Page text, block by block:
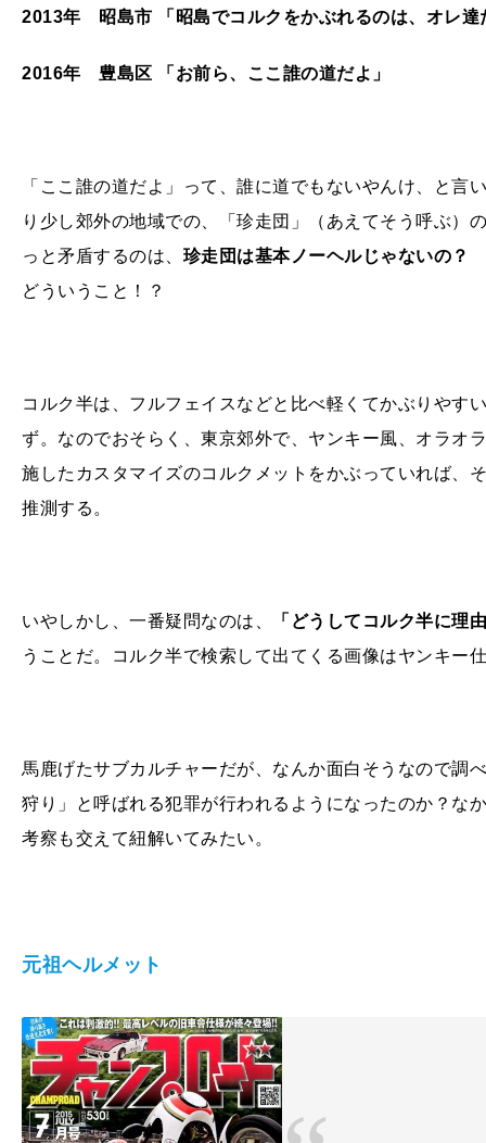
2013年 昭島市 「昭島でコルクをかぶれるのは、オレ達
2016年 豊島区 「お前ら、ここ誰の道だよ」
「ここ誰の道だよ」って、誰に道でもないやんけ、と
り少し郊外の地域での、「珍走団」（あえてそう呼ぶ）
っと矛盾するのは、 珍走団は基本ノーヘルじゃないの？
どういうこと！？
コルク半は、フルフェイスなどと比べ軽くてかぶりやす
ず。なのでおそらく、東京郊外で、ヤンキー風、オラオ
施したカスタマイズのコルクメットをかぶっていれば、
推測する。
いやしかし、一番疑問なのは、
「どうしてコルク半に
うことだ。コルク半で検索して出てくる画像はヤンキー
馬鹿げたサブカルチャーだが、なんか面白そうなので調
狩り」と呼ばれる犯罪が行われるようになったのか？な
考察も交えて紐解いてみたい。
元祖ヘルメット